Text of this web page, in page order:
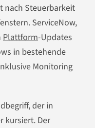
nach Steuerbarkeit
ServiceNow,
Plattform-Updates
in bestehende
Monitoring
der in
kursiert. Der